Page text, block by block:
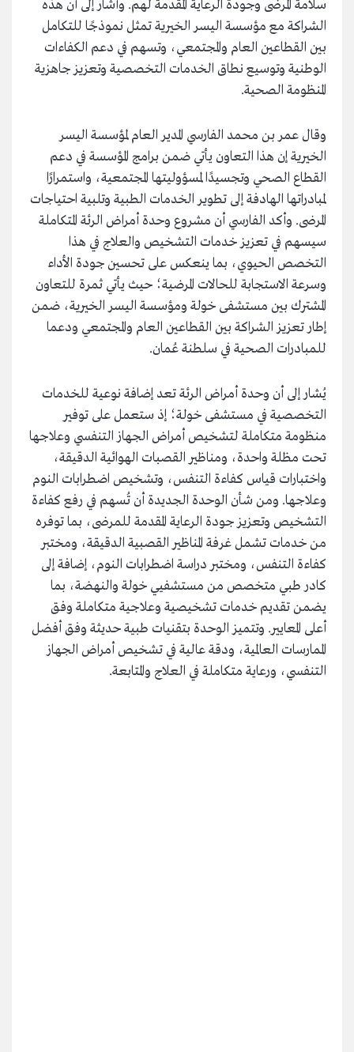
سلامة المرضى وجودة الرعاية المقدمة لهم. وأشار إلى أن هذه
الشراكة مع مؤسسة اليسر الخيرية تمثل نموذجًا للتكامل
بين القطاعين العام والمجتمعي، وتسهم في دعم الكفاءات
الوطنية وتوسيع نطاق الخدمات التخصصية وتعزيز جاهزية
المنظومة الصحية.
وقال عمر بن محمد الفارسي المدير العام لمؤسسة اليسر
الخيرية إن هذا التعاون يأتي ضمن برامج المؤسسة في دعم
القطاع الصحي وتجسيدًا لمسؤوليتها المجتمعية، واستمرارًا
لمبادراتها الهادفة إلى تطوير الخدمات الطبية وتلبية احتياجات
المرضى. وأكد الفارسي أن مشروع وحدة أمراض الرئة المتكاملة
سيسهم في تعزيز خدمات التشخيص والعلاج في هذا
التخصص الحيوي، بما ينعكس على تحسين جودة الأداء
وسرعة الاستجابة للحالات المرضية؛ حيث يأتي ثمرة للتعاون
المشترك بين مستشفى خولة ومؤسسة اليسر الخيرية، ضمن
إطار تعزيز الشراكة بين القطاعين العام والمجتمعي ودعما
للمبادرات الصحية في سلطنة عُمان.
يُشار إلى أن وحدة أمراض الرئة تعد إضافة نوعية للخدمات
التخصصية في مستشفى خولة؛ إذ ستعمل على توفير
منظومة متكاملة لتشخيص أمراض الجهاز التنفسي وعلاجها
تحت مظلة واحدة، ومناظير القصبات الهوائية الدقيقة،
واختبارات قياس كفاءة التنفس، وتشخيص اضطرابات النوم
وعلاجها. ومن شأن الوحدة الجديدة أن تُسهم في رفع كفاءة
التشخيص وتعزيز جودة الرعاية المقدمة للمرضى، بما توفره
من خدمات تشمل غرفة المناظير القصبية الدقيقة، ومختبر
كفاءة التنفس، ومختبر دراسة اضطرابات النوم، إضافة إلى
كادر طبي متخصص من مستشفيي خولة والنهضة، بما
يضمن تقديم خدمات تشخيصية وعلاجية متكاملة وفق
أعلى المعايير. وتتميز الوحدة بتقنيات طبية حديثة وفق أفضل
الممارسات العالمية، ودقة عالية في تشخيص أمراض الجهاز
التنفسي، ورعاية متكاملة في العلاج والمتابعة.